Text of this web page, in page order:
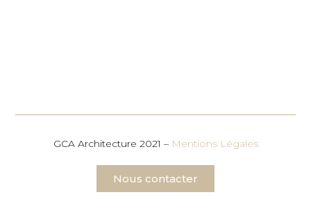
GCA Architecture 2021 – Mentions Légales
Nous contacter